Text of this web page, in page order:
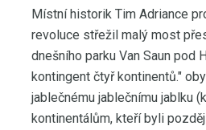
Místní historik Tim Adriance
revoluce střežil malý most
dnešního parku Van Saun pod
kontingent čtyř kontinentů."
jablečnému jablečnímu jablku
kontinentálům, kteří byli